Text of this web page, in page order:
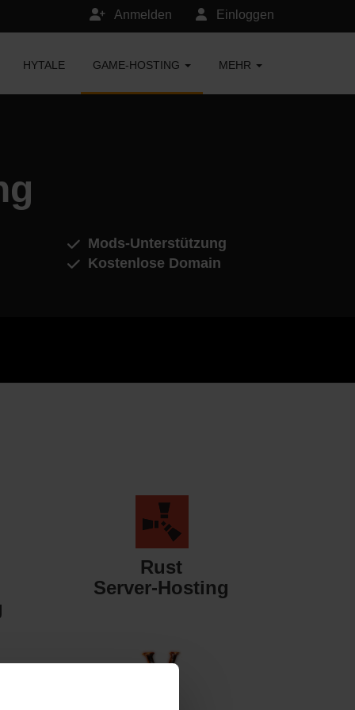
Einloggen
Anmelden
HYTALE GAME-HOSTING MEHR
Mods-Unterstützung
Kostenlose Domain
Rust
Server-Hosting